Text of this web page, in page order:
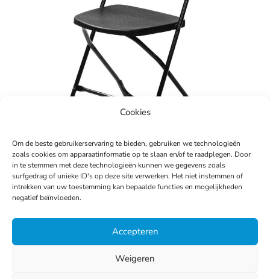
Cookies
Om de beste gebruikerservaring te bieden, gebruiken we technologieën
zoals cookies om apparaatinformatie op te slaan en/of te raadplegen. Door
in te stemmen met deze technologieën kunnen we gegevens zoals
surfgedrag of unieke ID's op deze site verwerken. Het niet instemmen of
intrekken van uw toestemming kan bepaalde functies en mogelijkheden
negatief beïnvloeden.
Accepteren
Weigeren
Dagprijs (incl btw)
ma-zo • afhaal mogelijk (-20%)